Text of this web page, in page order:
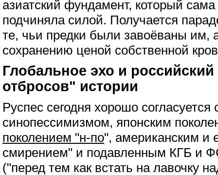
азиатский фундамент, который
подчиняла силой. Получается
те, чьи предки были завоёваны им,
сохранению ценой собственной
Глобальное эхо и
отбросов" истории
Руспес сегодня хорошо согласуется
синопессимизмом, японским
поколением "н-по", американским и
смирением" и подавленным КГБ и
("перед тем как встать на лавочку